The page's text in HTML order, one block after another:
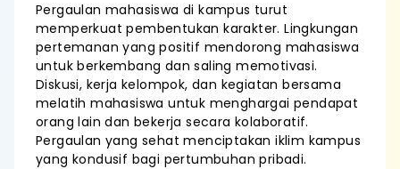
Pergaulan mahasiswa di kampus turut
memperkuat pembentukan karakter. Lingkungan
pertemanan yang positif mendorong mahasiswa
untuk berkembang dan saling memotivasi.
Diskusi, kerja kelompok, dan kegiatan bersama
melatih mahasiswa untuk menghargai pendapat
orang lain dan bekerja secara kolaboratif.
Pergaulan yang sehat menciptakan iklim kampus
yang kondusif bagi pertumbuhan pribadi.